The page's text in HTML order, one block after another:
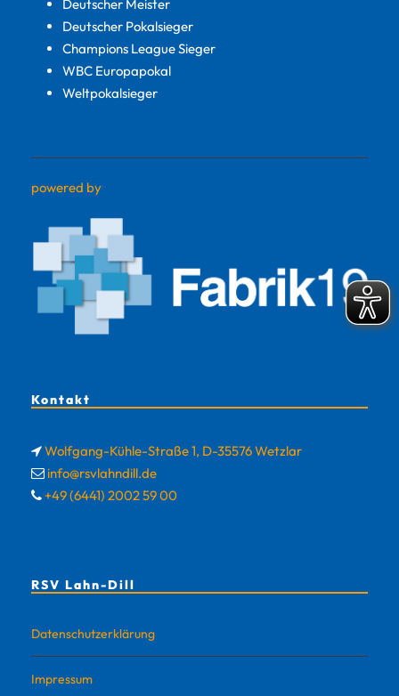
Deutscher Meister
Deutscher Pokalsieger
Champions League Sieger
WBC Europapokal
Weltpokalsieger
powered by
Kontakt
Wolfgang-Kühle-Straße 1, D-35576 Wetzlar
info@rsvlahndill.de
+49 (6441) 2002 59 00
RSV Lahn-Dill
Datenschutzerklärung
Impressum